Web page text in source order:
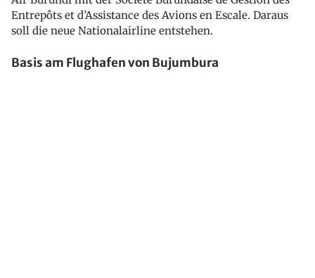
Entrepôts et d’Assistance des Avions en Escale. Daraus
soll die neue Nationalairline entstehen.
Basis am Flughafen von Bujumbura